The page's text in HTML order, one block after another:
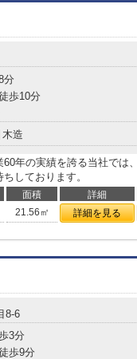
分
歩10分
木造
年の実績を誇る当社では
しております。
面積 詳細
21.56㎡ 詳細を見る
8-6
3分
歩9分